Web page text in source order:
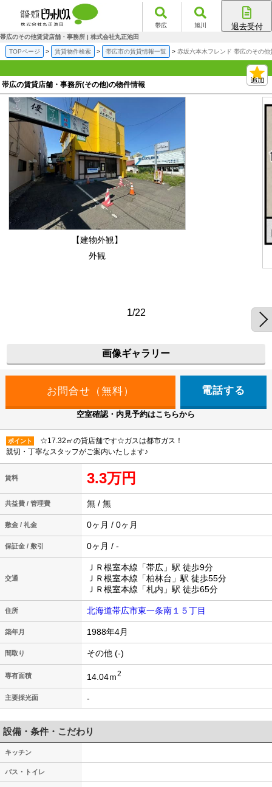
帯広 旭川 退去受付
帯広のその他賃貸店舗・事務所 | 株式会社丸正池田
TOPページ 賃貸物件検索 帯広市の賃貸情報一覧 赤坂六本木フレンド 帯広のその
帯広の賃貸店舗・事務所(その他)の物件情報
【建物外観】
外観
1/22
画像ギャラリー
電話する
空室確認・内見予約はこちらから
ポイント
☆17.32㎡の貸店舗です☆ガスは都市ガス！
親切・丁寧なスタッフがご案内いたします♪
賃料 3.3万円
共益費 / 管理費 無 / 無
敷金 / 礼金 0ヶ月 / 0ヶ月
保証金 / 敷引 0ヶ月 / -
交通
ＪＲ根室本線「帯広」駅 徒歩9分
ＪＲ根室本線「柏林台」駅 徒歩55分
ＪＲ根室本線「札内」駅 徒歩65分
住所 北海道帯広市東一条南１５丁目
築年月 1988年4月
間取り その他 (-)
専有面積 14.04ｍ2
主要採光面 -
設備・条件・こだわり
キッチン
バス・トイレ